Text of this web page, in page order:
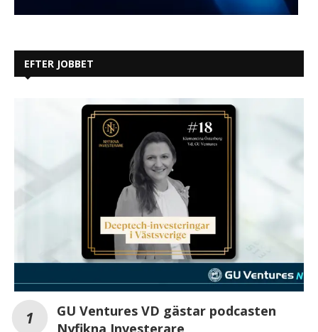
EFTER JOBBET
GU Ventures VD gästar podcasten
Nyfikna Investerare